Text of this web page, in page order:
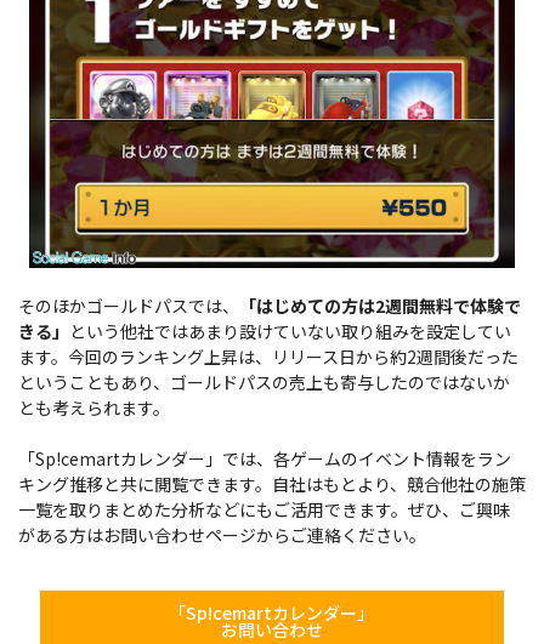
そのほかゴールドパスでは、
「はじめての方は2週間無料で体験で
きる」 という他社ではあまり設けていない取り組みを設定してい
ます。今回のランキング上昇は、リリース日から約2週間後だった
ということもあり、ゴールドパスの売上も寄与したのではないか
とも考えられます。
「Sp!cemartカレンダー」では、各ゲームのイベント情報をラン
キング推移と共に閲覧できます。自社はもとより、競合他社の施策
一覧を取りまとめた分析などにもご活用できます。ぜひ、ご興味
がある方はお問い合わせページからご連絡ください。
「Sp!cemartカレンダー」
お問い合わせ